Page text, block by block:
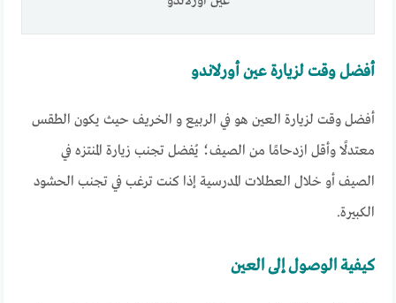
أفضل وقت لزيارة عين أورلاندو
أفضل وقت لزيارة العين هو في الربيع و الخريف حيث يكون الطقس
معتدلًا وأقل ازدحامًا من الصيف؛ يُفضل تجنب زيارة المنتزه في
الصيف أو خلال العطلات المدرسية إذا كنت ترغب في تجنب الحشود
الكبيرة.
كيفية الوصول إلى العين